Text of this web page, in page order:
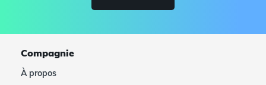
Compagnie
À propos